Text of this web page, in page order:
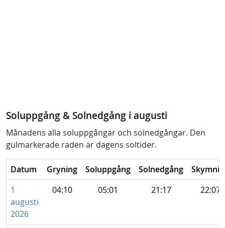
Soluppgång & Solnedgång i augusti
Månadens alla soluppgångar och solnedgångar. Den
gulmarkerade raden är dagens soltider.
Datum Gryning Soluppgång Solnedgång
1
augusti
2026
04:10 05:01 21:17 22:07